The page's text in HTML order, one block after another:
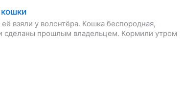
взяли у волонтёра. Кошка беспородная,
сделаны прошлым владельцем. Кормили утром